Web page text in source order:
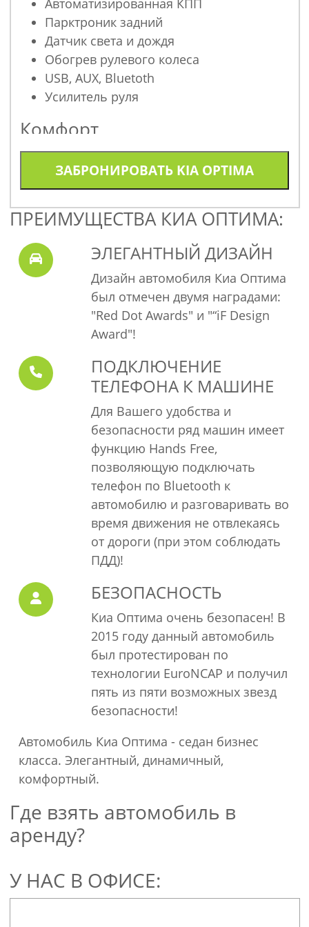
Автоматизированная КПП
Парктроник задний
Датчик света и дождя
Обогрев рулевого колеса
USB, AUX, Bluetoth
Усилитель руля
Комфорт
Гидроусилитель рулевого управления
Климат и обогрев
Обогрев заднего стекла
Рециркуляция воздуха
Адаптация двигателя к запуску в
холодном климате
Охранные системы
Иммобилайзер
Пассивная безопасность
Подушка безопасности водителя
Защита картера двигателя
3 точечные ремни безопасности на
передних сиденьях с ограничителями
Три 3 точечных ремня безопасности на
задних сиденьях
Экстерьер
Боковые зеркала с ручной
регулировкой из салона черного цвета
Тонированные стекла
Антикоррозийная обработка
Передние брызговики
Декорированные колпаки
Стальные колесные диски 14"
Окраска металлик или перламутровая
лаковая краска
Интерьер
Тканевая обивка сидений
Тахометр
Прочее
Запасное полноразмерное колесо
ЗАБРОНИРОВАТЬ KIA OPTIMA
ПРЕИМУЩЕСТВА КИА ОПТИМА:
ЭЛЕГАНТНЫЙ ДИЗАЙН
Дизайн автомобиля Киа Оптима
был отмечен двумя наградами:
"Red Dot Awards" и "“iF Design
Award"!
ПОДКЛЮЧЕНИЕ
ТЕЛЕФОНА К МАШИНЕ
Для Вашего удобства и
безопасности ряд машин имеет
функцию Hands Free,
позволяющую подключать
телефон по Bluetooth к
автомобилю и разговаривать во
время движения не отвлекаясь
от дороги (при этом соблюдать
ПДД)!
БЕЗОПАСНОСТЬ
Киа Оптима очень безопасен! В
2015 году данный автомобиль
был протестирован по
технологии EuroNCAP и получил
пять из пяти возможных звезд
безопасности!
Автомобиль Киа Оптима - седан бизнес
класса. Элегантный, динамичный,
комфортный.
Где взять автомобиль в
аренду?
У НАС В ОФИСЕ: